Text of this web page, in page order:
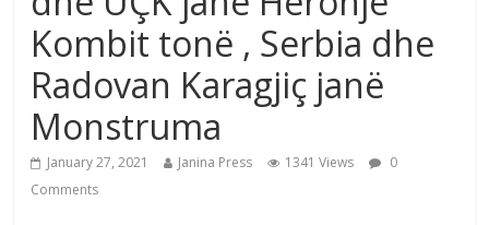
Kombit tonë , Serbia dhe
Radovan Karagjiç janë
Monstruma
January 27, 2021 Janina Press 1341 Views
0
Comments